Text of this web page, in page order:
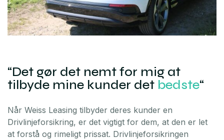
“Det gør det nemt for mig at
tilbyde mine kunder det bedste“
Når Weiss Leasing tilbyder deres kunder en
Drivlinjeforsikring, er det vigtigt for dem, at den er let
at forstå og rimeligt prissat. Drivlinjeforsikringen